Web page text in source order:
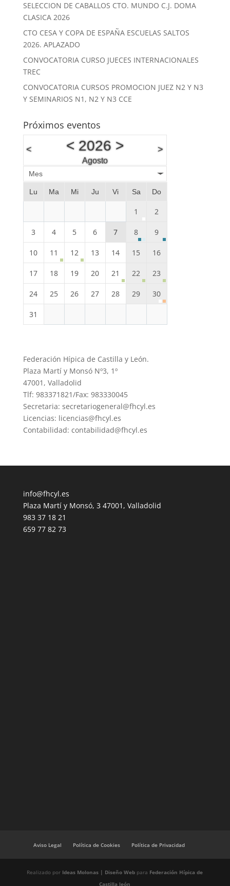
SELECCION DE CABALLOS CTO. MUNDO C.J. DOMA
CLASICA 2026
CTO CESA Y COPA DE ESPAÑA ESCUELAS SALTOS
2026. APLAZADO
CONVOCATORIA CURSO JUECES INTERNACIONALES
TREC
CONVOCATORIA CURSOS PROMOCION JUEZ N2 Y N3
Y SEMINARIOS N1, N2 Y N3 CCE
Próximos eventos
< < 2026>
Agosto
>
Mes
Lu Ma Mi Ju Vi Sa Do
1 2
3 4 5 6 7 8 9
10 11 12 13 14 15 16
17 18 19 20 21 22 23
24 25 26 27 28 29 30
31
Federación Hípica de Castilla y León.
Plaza Martí y Monsó Nº3, 1º
47001, Valladolid
Tlf: 983371821/Fax: 983330045
Secretaria: secretariogeneral@fhcyl.es
Licencias: licencias@fhcyl.es
Contabilidad: contabilidad@fhcyl.es
info@fhcyl.es
Plaza Martí y Monsó, 3 47001, Valladolid
983 37 18 21
659 77 82 73
Aviso Legal Política de Cookies Política de Privacidad
Realizado por Ideas Molonas | Diseño Web para Federación Hípica de
Castilla león